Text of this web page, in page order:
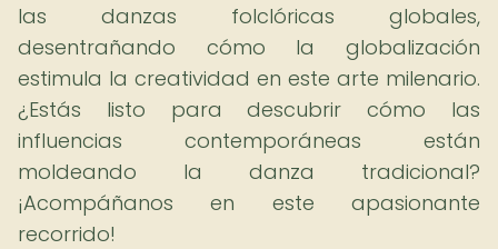
las danzas folclóricas globales,
desentrañando cómo la globalización
estimula la creatividad en este arte milenario.
¿Estás listo para descubrir cómo las
influencias contemporáneas están
moldeando la danza tradicional?
¡Acompáñanos en este apasionante
recorrido!